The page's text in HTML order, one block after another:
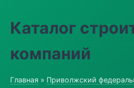
Каталог
компаний
Главная » Приволжский